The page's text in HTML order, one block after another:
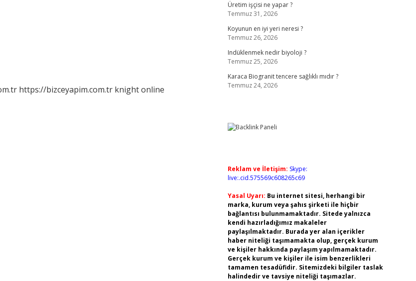
https://bizceyapim.com.tr knight online
Üretim işçisi ne yapar ?
Temmuz 31, 2026
Koyunun en iyi yeri neresi ?
Temmuz 26, 2026
Indüklenmek nedir biyoloji ?
Temmuz 25, 2026
Karaca Biogranit tencere sağlıklı mıdır ?
Temmuz 24, 2026
Reklam ve İletişim: Skype:
live:.cid.575569c608265c69
Yasal Uyarı: Bu internet sitesi, herhangi bir
marka, kurum veya şahıs şirketi ile hiçbir
bağlantısı bulunmamaktadır. Sitede yalnızca
kendi hazırladığımız makaleler
paylaşılmaktadır. Burada yer alan içerikler
haber niteliği taşımamakta olup, gerçek kurum
ve kişiler hakkında paylaşım yapılmamaktadır.
Gerçek kurum ve kişiler ile isim benzerlikleri
tamamen tesadüfidir. Sitemizdeki bilgiler taslak
halindedir ve tavsiye niteliği taşımazlar.